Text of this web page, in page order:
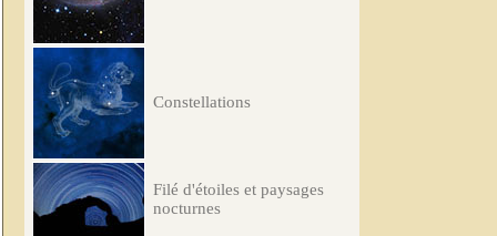
Constellations
Filé d'étoiles et paysages
nocturnes